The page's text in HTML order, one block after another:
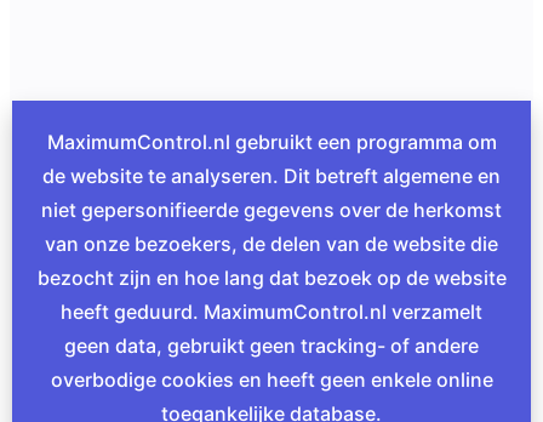
MaximumControl.nl gebruikt een programma om
de website te analyseren. Dit betreft algemene en
niet gepersonifieerde gegevens over de herkomst
van onze bezoekers, de delen van de website die
bezocht zijn en hoe lang dat bezoek op de website
heeft geduurd. MaximumControl.nl verzamelt
geen data, gebruikt geen tracking- of andere
overbodige cookies en heeft geen enkele online
toegankelijke database.